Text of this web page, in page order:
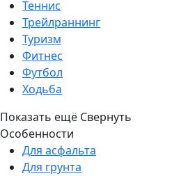
Теннис
Трейлраннинг
Туризм
Фитнес
Футбол
Ходьба
Показать ещё Свернуть
Особенности
Для асфальта
Для грунта